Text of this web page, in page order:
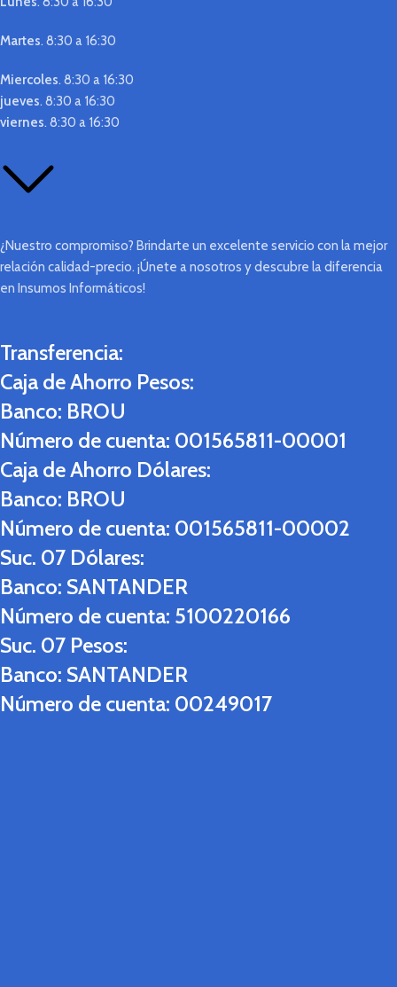
Martes. 8:30 a 16:30
Miercoles. 8:30 a 16:30
jueves. 8:30 a 16:30
viernes. 8:30 a 16:30
¿Nuestro compromiso? Brindarte un excelente servicio con la mejor
relación calidad-precio. ¡Únete a nosotros y descubre la diferencia
en Insumos Informáticos!
Transferencia:
Caja de Ahorro Pesos:
Banco: BROU
Número de cuenta: 001565811-00001
Caja de Ahorro Dólares:
Banco: BROU
Número de cuenta: 001565811-00002
Suc. 07 Dólares:
Banco: SANTANDER
Número de cuenta: 5100220166
Suc. 07 Pesos:
Banco: SANTANDER
Número de cuenta: 00249017